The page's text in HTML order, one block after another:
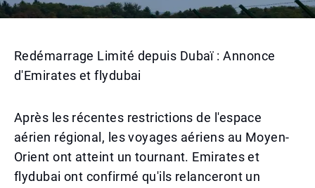
Redémarrage Limité depuis Dubaï : Annonce
d'Emirates et flydubai
Après les récentes restrictions de l'espace
aérien régional, les voyages aériens au Moyen-
Orient ont atteint un tournant. Emirates et
flydubai ont confirmé qu'ils relanceront un